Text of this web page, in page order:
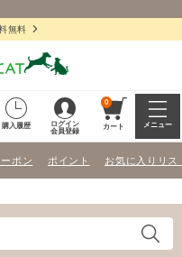
無料
購入履歴
ログイン
会員登録
0
カート メニュー
ーポン ポイント お気に入りリス